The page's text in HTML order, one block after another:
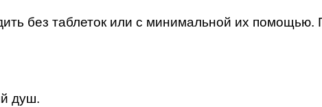
без таблеток или с минимальной их помощью.
душ.